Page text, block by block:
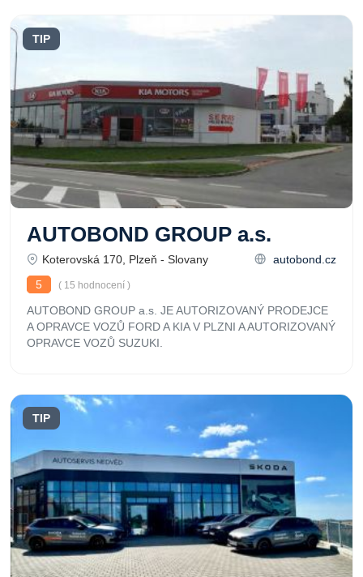
TIP
AUTOBOND GROUP a.s.
Koterovská 170, Plzeň - Slovany
autobond.cz
5
( 15 hodnocení )
AUTOBOND GROUP a.s. JE AUTORIZOVANÝ PRODEJCE
A OPRAVCE VOZŮ FORD A KIA V PLZNI A AUTORIZOVANÝ
OPRAVCE VOZŮ SUZUKI.
TIP